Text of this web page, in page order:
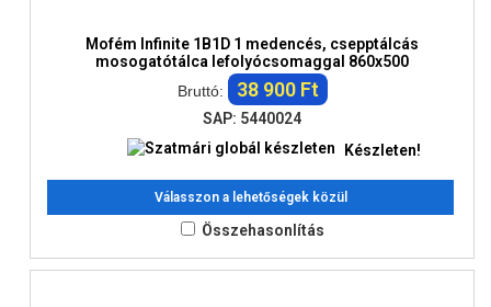
Mofém Infinite 1B1D 1 medencés, csepptálcás
mosogatótálca lefolyócsomaggal 860x500
Bruttó:
38 900 Ft
SAP: 5440024
Készleten!
Válasszon a lehetőségek közül
Összehasonlítás